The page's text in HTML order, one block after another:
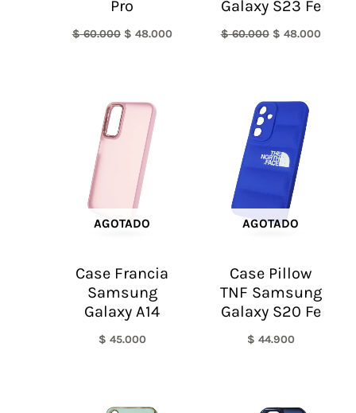
Pro
$60.000 $ 48.000
Galaxy S23 Fe
$60.000 $ 48.000
AGOTADO
Case Francia
Samsung
Galaxy A14
$ 45.000
AGOTADO
Case Pillow
TNF Samsung
Galaxy S20 Fe
$ 44.900